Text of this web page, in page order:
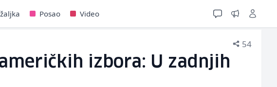
Posao Video
54
izbora: U zadnjih